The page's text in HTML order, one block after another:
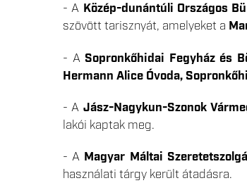
- A Közép-dunántúli Országos
szövött tarisznyát, amelyeket a
- A Sopronkőhidai Fegyház és
Hermann Alice Óvoda,
- A Jász-Nagykun-Szonok
lakói kaptak meg.
- A Magyar Máltai
használati tárgy került átadásra.